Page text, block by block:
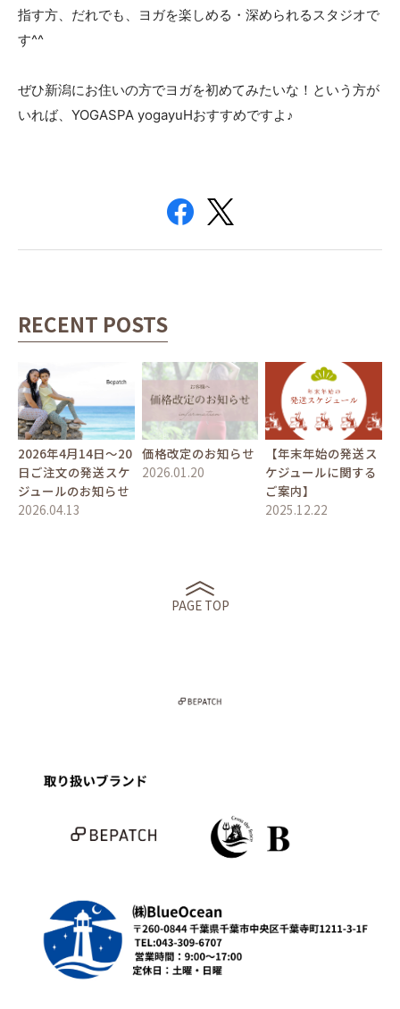
指す方、だれでも、ヨガを楽しめる・深められるスタジオで
す^^
ぜひ新潟にお住いの方でヨガを初めてみたいな！という方が
いれば、YOGASPA yogayuHおすすめですよ♪
RECENT POSTS
2026年4月14日〜20
日ご注文の発送スケ
ジュールのお知らせ
2026.04.13
価格改定のお知らせ
2026.01.20
【年末年始の発送ス
ケジュールに関する
ご案内】
2025.12.22
PAGE TOP